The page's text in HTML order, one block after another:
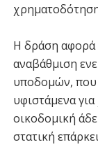
Η δράση αφορά
αναβάθμιση
υποδομών, που
υφιστάμενα
οικοδομική
στατική